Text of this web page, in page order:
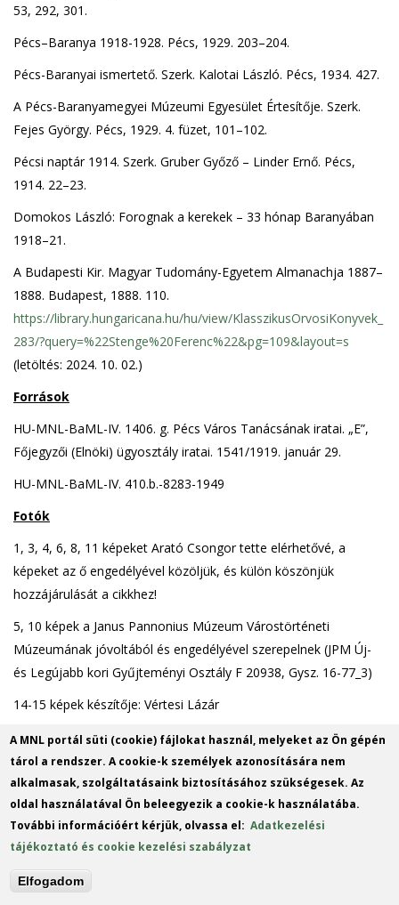
53, 292, 301.
Pécs–Baranya 1918-1928. Pécs, 1929. 203–204.
Pécs-Baranyai ismertető. Szerk. Kalotai László. Pécs, 1934. 427.
A Pécs-Baranyamegyei Múzeumi Egyesület Értesítője. Szerk.
Fejes György. Pécs, 1929. 4. füzet, 101–102.
Pécsi naptár 1914. Szerk. Gruber Győző – Linder Ernő. Pécs,
1914. 22–23.
Domokos László: Forognak a kerekek – 33 hónap Baranyában
1918–21.
A Budapesti Kir. Magyar Tudomány-Egyetem Almanachja 1887–
1888. Budapest, 1888. 110.
https://library.hungaricana.hu/hu/view/KlasszikusOrvosiKonyvek_
283/?query=%22Stenge%20Ferenc%22&pg=109&layout=s
(letöltés: 2024. 10. 02.)
Források
HU-MNL-BaML-IV. 1406. g. Pécs Város Tanácsának iratai. „E”,
Főjegyzői (Elnöki) ügyosztály iratai. 1541/1919. január 29.
HU-MNL-BaML-IV. 410.b.-8283-1949
Fotók
1, 3, 4, 6, 8, 11 képeket Arató Csongor tette elérhetővé, a
képeket az ő engedélyével közöljük, és külön köszönjük
hozzájárulását a cikkhez!
5, 10 képek a Janus Pannonius Múzeum Várostörténeti
Múzeumának jóvoltából és engedélyével szerepelnek (JPM Új-
és Legújabb kori Gyűjteményi Osztály F 20938, Gysz. 16-77_3)
14-15 képek készítője: Vértesi Lázár
Sajtó
Dunántúl, 1924. 10. 03. 1.; 1924. 10. 04. 1.; 1924. 10. 05. 3.; 1936.
03. 25. 30.
Mohács és Vidéke, 1914. 02. 08. 1.
Napi Hírek, 1921. 08. 31. 1. kiadás (238.)
Pécsi Est, 1924. 10. 03. 2.
A MNL portál süti (cookie) fájlokat használ, melyeket az Ön gépén
tárol a rendszer. A cookie-k személyek azonosítására nem
alkalmasak, szolgáltatásaink biztosításához szükségesek. Az
oldal használatával Ön beleegyezik a cookie-k használatába.
További információért kérjük, olvassa el:Adatkezelési
tájékoztató és cookie kezelési szabályzat
Elfogadom